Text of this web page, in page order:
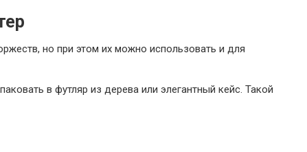
но при этом их можно использовать и для
в футляр из дерева или элегантный кейс. Такой